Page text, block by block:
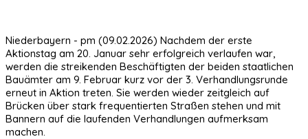
Niederbayern - pm (09.02.2026) Nachdem der erste
Aktionstag am 20. Januar sehr erfolgreich verlaufen war,
werden die streikenden Beschäftigten der beiden staatlichen
Bauämter am 9. Februar kurz vor der 3. Verhandlungsrunde
erneut in Aktion treten. Sie werden wieder zeitgleich auf
Brücken über stark frequentierten Straßen stehen und mit
Bannern auf die laufenden Verhandlungen aufmerksam
machen.